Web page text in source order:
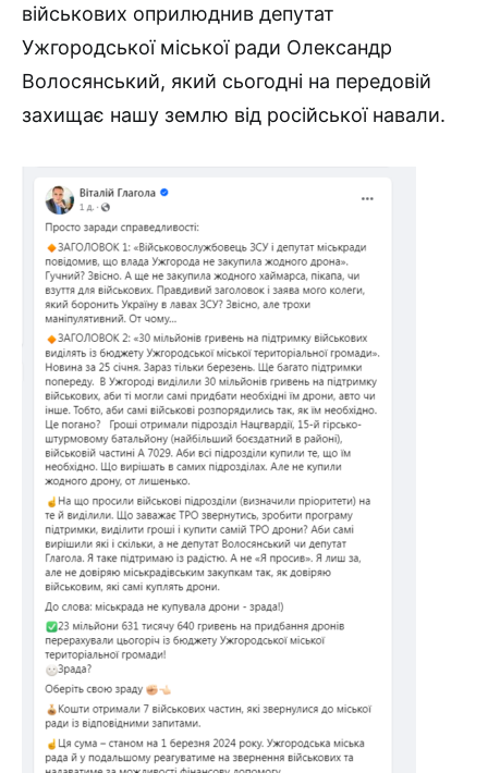
військових оприлюднив депутат
Ужгородської міської ради Олександр
Волосянський, який сьогодні на передовій
захищає нашу землю від російської навали.